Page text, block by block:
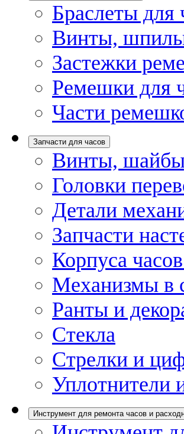
Браслеты для
Винты,
Застежки
Ремешки для
Части
Запчасти для часов
Винты,
Головки
Детали
Запчасти
Корпуса
Механизмы в
Ранты и
Стекла
Стрелки и
Уплотнители
Инструмент для ремонта часов и